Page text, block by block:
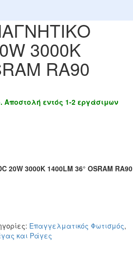
3000K
RA90
Αποστολή εντός 1-2 εργάσιμων
3000K 1400LM 36° OSRAM RA90
Επαγγελματικός Φωτισμός,
και Ράγες